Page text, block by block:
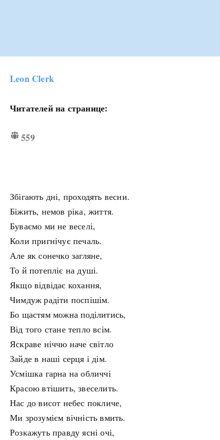
Leon Clerk
Читателей на странице:
559
Збігають дні, проходять весни.
Біжить, немов ріка, життя.
Буваємо ми не веселі,
Коли пригнічує печаль.
Але як сонечко загляне,
То й потепліє на душі.
Якщо відвідає кохання,
Чимдуж радіти поспішім.
Бо щастям можна поділитись,
Від того стане тепло всім.
Яскраве ніччю наче світло
Зайде в наші серця і дім.
Усмішка гарна на обличчі
Красою втішить, звеселить.
Нас до висот небес покличе,
Ми зрозумієм вічність вмить.
Розкажуть правду ясні очі,